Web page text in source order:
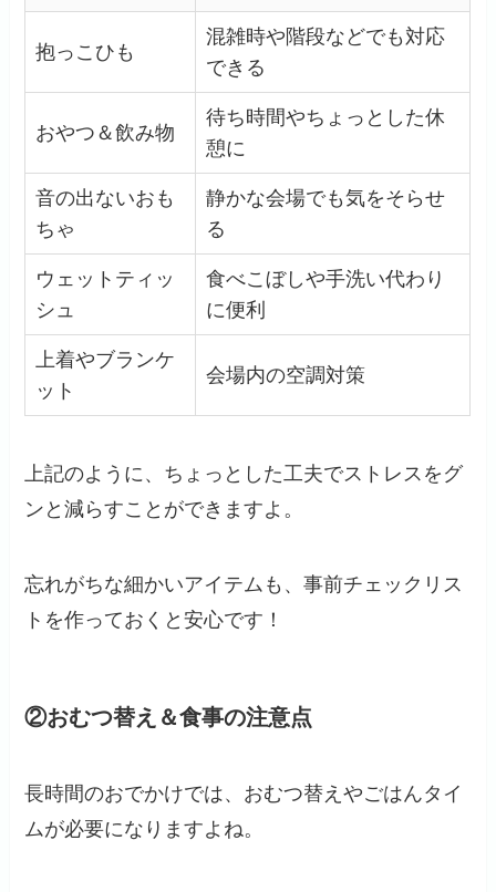
抱っこひも
混雑時や階段などでも対応
できる
おやつ＆飲み物
待ち時間やちょっとした休
憩に
音の出ないおも
ちゃ
静かな会場でも気をそらせ
る
ウェットティッ
シュ
食べこぼしや手洗い代わり
に便利
上着やブランケ
ット
会場内の空調対策
上記のように、ちょっとした工夫でストレスをグ
ンと減らすことができますよ。
忘れがちな細かいアイテムも、事前チェックリス
トを作っておくと安心です！
②おむつ替え＆食事の注意点
長時間のおでかけでは、おむつ替えやごはんタイ
ムが必要になりますよね。